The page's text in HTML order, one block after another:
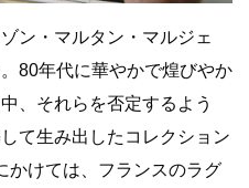
ン・マルタン・マルジェ
80年代に華やかで煌びやか
、それらを否定するよう
て生み出したコレクション
かけては、フランスのラグ